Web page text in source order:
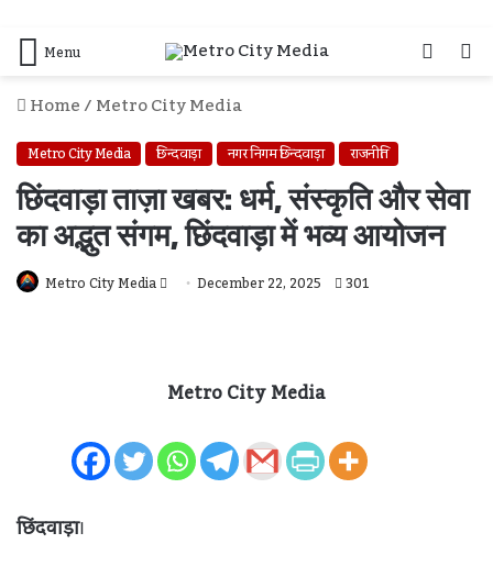
Menu
Log
Home/Metro City Media
Metro City Media छिन्दवाड़ा नगर निगम छिन्दवाड़ा राजनीति
छिंदवाड़ा ताज़ा खबर: धर्म, संस्कृति और सेवा
का अद्भुत संगम, छिंदवाड़ा में भव्य आयोजन
Metro City Media
SendDecember 22, 2025 301
Metro City Media
छिंदवाड़ा।